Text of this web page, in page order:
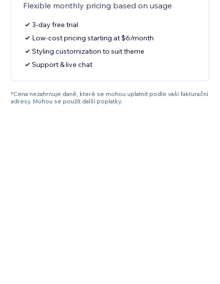
Flexible monthly pricing based on usage
3-day free trial
Low-cost pricing starting at $6/month
Styling customization to suit theme
Support & live chat
*Cena nezahrnuje daně, které se mohou uplatnit podle vaší fakturační
adresy. Mohou se použít další poplatky.